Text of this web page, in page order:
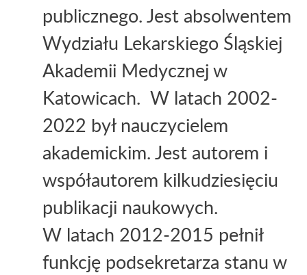
publicznego. Jest absolwentem
Wydziału Lekarskiego Śląskiej
Akademii Medycznej w
Katowicach. W latach 2002-
2022 był nauczycielem
akademickim. Jest autorem i
współautorem kilkudziesięciu
publikacji naukowych.
W latach 2012-2015 pełnił
funkcję podsekretarza stanu w